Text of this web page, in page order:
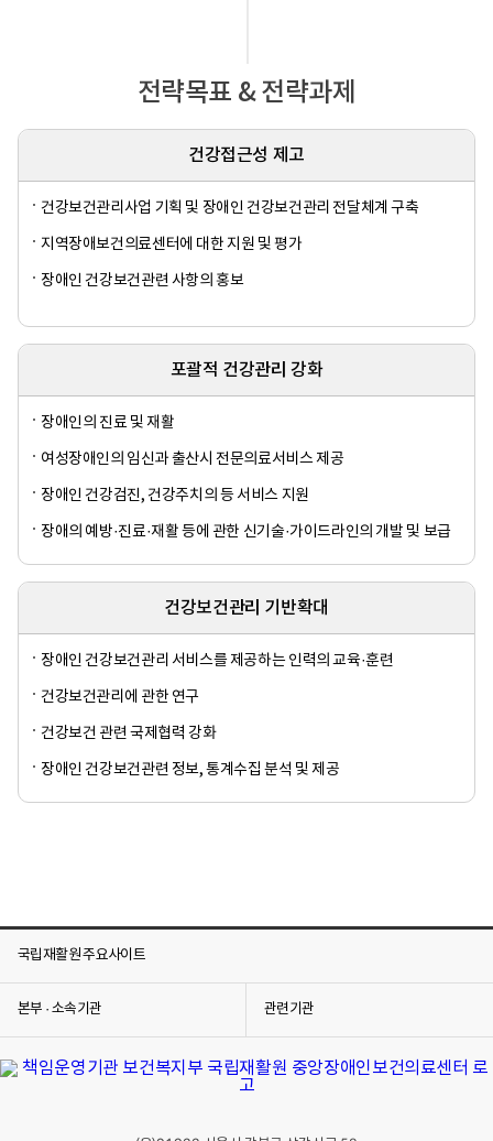
전략목표 & 전략과제
건강접근성 제고
건강보건관리사업 기획 및 장애인 건강보건관리 전달체계 구축
지역장애보건의료센터에 대한 지원 및 평가
장애인 건강보건관련 사항의 홍보
포괄적 건강관리 강화
장애인의 진료 및 재활
여성장애인의 임신과 출산시 전문의료서비스 제공
장애인 건강검진, 건강주치의 등 서비스 지원
장애의 예방·진료·재활 등에 관한 신기술·가이드라인의 개발 및 보급
건강보건관리 기반확대
장애인 건강보건관리 서비스를 제공하는 인력의 교육·훈련
건강보건관리에 관한 연구
건강보건 관련 국제협력 강화
장애인 건강보건관련 정보, 통계수집 분석 및 제공
국립재활원 주요사이트
본부 · 소속기관 관련기관